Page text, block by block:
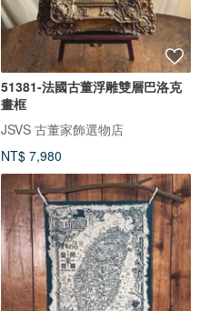
51381-法國古董浮雕雙層巴洛克
畫框
JSVS 古董家飾選物店
NT$ 7,980